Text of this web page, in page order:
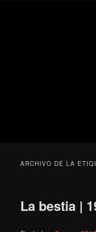
ARCHIVO DE LA
La bestia |